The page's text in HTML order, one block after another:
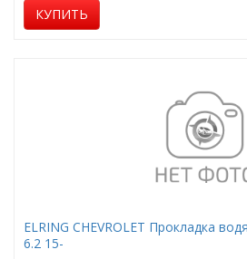
КУПИТЬ
ELRING CHEVROLET Прокладка
6.2 15-